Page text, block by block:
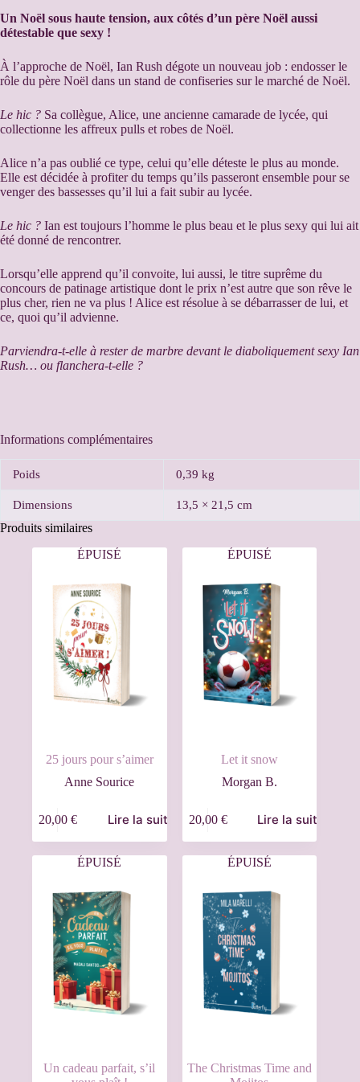
Un Noël sous haute tension, aux côtés d’un père Noël aussi
détestable que sexy !
À l’approche de Noël, Ian Rush dégote un nouveau job : endosser le
rôle du père Noël dans un stand de confiseries sur le marché de Noël.
Le hic ? Sa collègue, Alice, une ancienne camarade de lycée, qui
collectionne les affreux pulls et robes de Noël.
Alice n’a pas oublié ce type, celui qu’elle déteste le plus au monde.
Elle est décidée à profiter du temps qu’ils passeront ensemble pour se
venger des bassesses qu’il lui a fait subir au lycée.
Le hic ? Ian est toujours l’homme le plus beau et le plus sexy qui lui ait
été donné de rencontrer.
Lorsqu’elle apprend qu’il convoite, lui aussi, le titre suprême du
concours de patinage artistique dont le prix n’est autre que son rêve le
plus cher, rien ne va plus ! Alice est résolue à se débarrasser de lui, et
ce, quoi qu’il advienne.
Parviendra-t-elle à rester de marbre devant le diaboliquement sexy Ian
Rush… ou flanchera-t-elle ?
Informations complémentaires
Poids 0,39 kg
Dimensions 13,5 × 21,5 cm
Produits similaires
ÉPUISÉ
25 jours pour s’aimer
Anne Sourice
20,00 € Lire la suite
ÉPUISÉ
Let it snow
Morgan B.
20,00 € Lire la suite
ÉPUISÉ
Un cadeau parfait, s’il
ÉPUISÉ
The Christmas Time and